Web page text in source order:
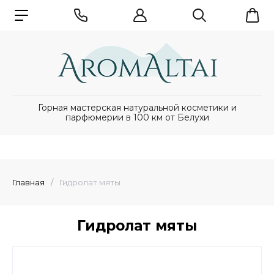
Горная мастерская натуральной косметики и
парфюмерии в 100 км от Белухи
Главная / Гидролат мяты
Гидролат мяты